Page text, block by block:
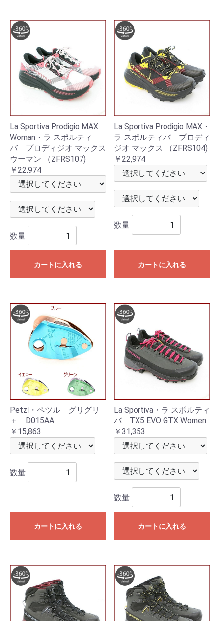
La Sportiva Prodigio MAX
Woman・ラ スポルティ
バ プロディジオ マックス
ウーマン （ZFRS107)
￥22,974
数量
カートに入れる
La Sportiva Prodigio MAX・
ラ スポルティバ プロディ
ジオ マックス （ZFRS104)
￥22,974
数量
カートに入れる
Petzl・ペツル グリグリ
＋ D015AA
￥15,863
数量
カートに入れる
La Sportiva・ラ スポルティ
バ TX5 EVO GTX Women
￥31,353
数量
カートに入れる